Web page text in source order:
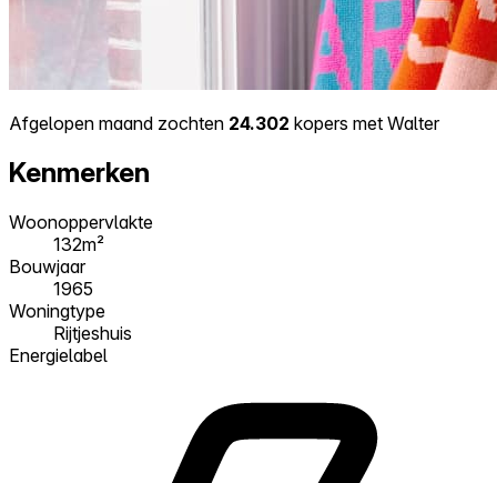
Afgelopen maand zochten 24.302 kopers met Walter
Kenmerken
Woonoppervlakte
132m²
Bouwjaar
1965
Woningtype
Rijtjeshuis
Energielabel